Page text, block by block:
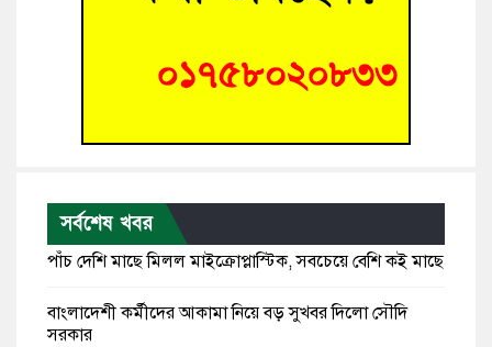
সর্বশেষ খবর
পাঁচ দেশি মাছে মিলল মাইক্রোপ্লাস্টিক, সবচেয়ে বেশি কই মাছে
বাংলাদেশী কর্মীদের আকামা নিয়ে বড় সুখবর দিলো সৌদি
সরকার